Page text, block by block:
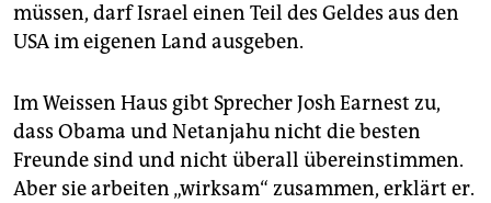
müssen, darf Israel einen Teil des Geldes aus den
USA im eigenen Land ausgeben.
Im Weissen Haus gibt Sprecher Josh Earnest zu,
dass Obama und Netanjahu nicht die besten
Freunde sind und nicht überall übereinstimmen.
Aber sie arbeiten „wirksam“ zusammen, erklärt er.